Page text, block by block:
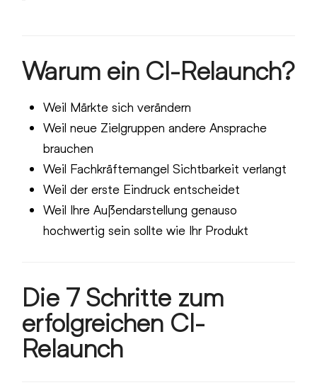
Warum ein CI-Relaunch?
Weil Märkte sich verändern
Weil neue Zielgruppen andere Ansprache
brauchen
Weil Fachkräftemangel Sichtbarkeit verlangt
Weil der erste Eindruck entscheidet
Weil Ihre Außendarstellung genauso
hochwertig sein sollte wie Ihr Produkt
Die 7 Schritte zum
erfolgreichen CI-
Relaunch